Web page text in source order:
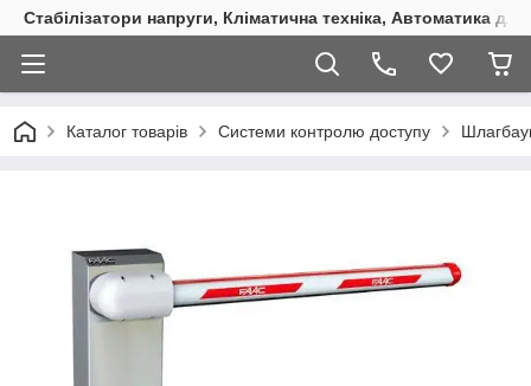
Стабілізатори напруги, Кліматична техніка, Автоматика
Каталог товарів Системи контролю доступу